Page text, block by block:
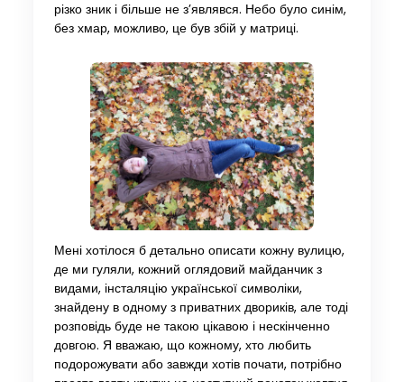
різко зник і більше не з’являвся. Небо було синім,
без хмар, можливо, це був збій у матриці.
Мені хотілося б детально описати кожну вулицю,
де ми гуляли, кожний оглядовий майданчик з
видами, інсталяцію української символіки,
знайдену в одному з приватних двориків, але тоді
розповідь буде не такою цікавою і нескінченно
довгою. Я вважаю, що кожному, хто любить
подорожувати або завжди хотів почати, потрібно